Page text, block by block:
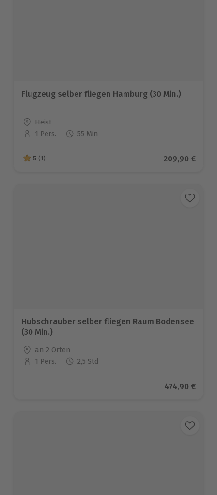
Flugzeug selber fliegen Hamburg (30 Min.)
Standort
Heist
Anzahl der Teilnehmer
1 Pers. 55 Min
5 von 5 Sternen basierend auf 1 Bewertungen
5 (1) Aktueller
209,90 €
Hubschrauber selber fliegen Raum Bodensee
(30 Min.)
Standort
an 2 Orten
Anzahl der Teilnehmer
1 Pers. 2,5 Std
Aktueller
474,90 €